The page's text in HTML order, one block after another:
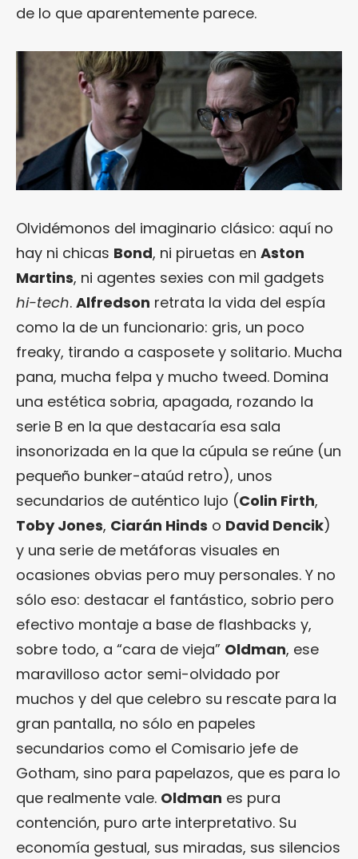
de lo que aparentemente parece.
Olvidémonos del imaginario clásico: aquí no
hay ni chicas Bond, ni piruetas en Aston
Martins, ni agentes sexies con mil gadgets
hi-tech. Alfredson retrata la vida del espía
como la de un funcionario: gris, un poco
freaky, tirando a casposete y solitario. Mucha
pana, mucha felpa y mucho tweed. Domina
una estética sobria, apagada, rozando la
serie B en la que destacaría esa sala
insonorizada en la que la cúpula se reúne (un
pequeño bunker-ataúd retro), unos
secundarios de auténtico lujo (Colin Firth,
Toby Jones, Ciarán Hinds o David Dencik)
y una serie de metáforas visuales en
ocasiones obvias pero muy personales. Y no
sólo eso: destacar el fantástico, sobrio pero
efectivo montaje a base de flashbacks y,
sobre todo, a “cara de vieja” Oldman, ese
maravilloso actor semi-olvidado por
muchos y del que celebro su rescate para la
gran pantalla, no sólo en papeles
secundarios como el Comisario jefe de
Gotham, sino para papelazos, que es para lo
que realmente vale. Oldman es pura
contención, puro arte interpretativo. Su
economía gestual, sus miradas, sus silencios